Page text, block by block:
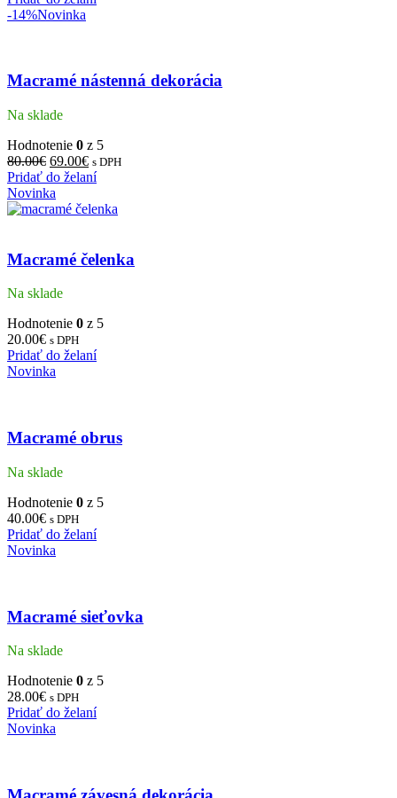
-14%Novinka
Macramé nástenná dekorácia
Na sklade
Hodnotenie 0 z 5
80.00€ 69.00€ s DPH
Pridať do želaní
Novinka
Macramé čelenka
Na sklade
Hodnotenie 0 z 5
20.00€ s DPH
Pridať do želaní
Novinka
Macramé obrus
Na sklade
Hodnotenie 0 z 5
40.00€ s DPH
Pridať do želaní
Novinka
Macramé sieťovka
Na sklade
Hodnotenie 0 z 5
28.00€ s DPH
Pridať do želaní
Novinka